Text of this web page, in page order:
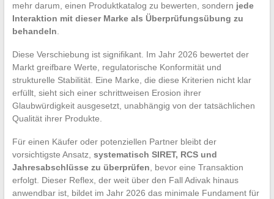
mehr darum, einen Produktkatalog zu bewerten, sondern jede
Interaktion mit dieser Marke als Überprüfungsübung zu
behandeln.
Diese Verschiebung ist signifikant. Im Jahr 2026 bewertet der
Markt greifbare Werte, regulatorische Konformität und
strukturelle Stabilität. Eine Marke, die diese Kriterien nicht klar
erfüllt, sieht sich einer schrittweisen Erosion ihrer
Glaubwürdigkeit ausgesetzt, unabhängig von der tatsächlichen
Qualität ihrer Produkte.
Für einen Käufer oder potenziellen Partner bleibt der
vorsichtigste Ansatz, systematisch SIRET, RCS und
Jahresabschlüsse zu überprüfen, bevor eine Transaktion
erfolgt. Dieser Reflex, der weit über den Fall Adivak hinaus
anwendbar ist, bildet im Jahr 2026 das minimale Fundament für